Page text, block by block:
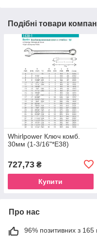
Подібні товари
Whirlpower Ключ комб.
30мм (1-3/16"*Е38)
727,73 ₴
Купити
Про нас
96% позитивних з 165